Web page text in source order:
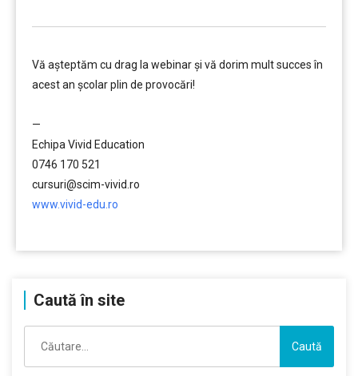
Vă aşteptăm cu drag la webinar şi vă dorim mult succes în
acest an şcolar plin de provocări!
—
Echipa Vivid Education
0746 170 521
cursuri@scim-vivid.ro
www.vivid-edu.ro
Caută în site
după: